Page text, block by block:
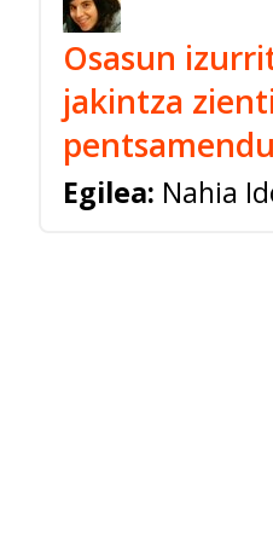
Osasun
jakintza
Egilea: Nahia